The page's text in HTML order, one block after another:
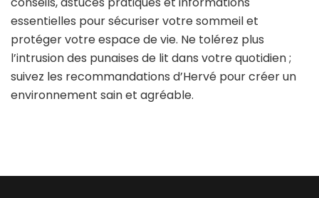
essentielles pour sécuriser votre sommeil et
protéger votre espace de vie. Ne tolérez plus
l’intrusion des punaises de lit dans votre quotidien ;
suivez les recommandations d’Hervé pour créer un
environnement sain et agréable.